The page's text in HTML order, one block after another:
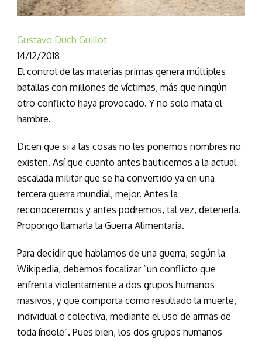
Gustavo Duch Guillot
14/12/2018
El control de las materias primas genera múltiples
batallas con millones de víctimas, más que ningún
otro conflicto haya provocado. Y no solo mata el
hambre.
Dicen que si a las cosas no les ponemos nombres no
existen. Así que cuanto antes bauticemos a la actual
escalada militar que se ha convertido ya en una
tercera guerra mundial, mejor. Antes la
reconoceremos y antes podremos, tal vez, detenerla.
Propongo llamarla la Guerra Alimentaria.
Para decidir que hablamos de una guerra, según la
Wikipedia, debemos focalizar “un conflicto que
enfrenta violentamente a dos grupos humanos
masivos, y que comporta como resultado la muerte,
individual o colectiva, mediante el uso de armas de
toda índole”. Pues bien, los dos grupos humanos